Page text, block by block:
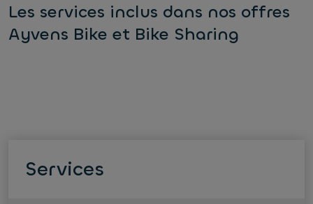
Les services inclus dans nos offres
Ayvens Bike et Bike Sharing
Services